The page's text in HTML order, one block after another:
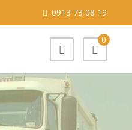
0913 73 08 19
0